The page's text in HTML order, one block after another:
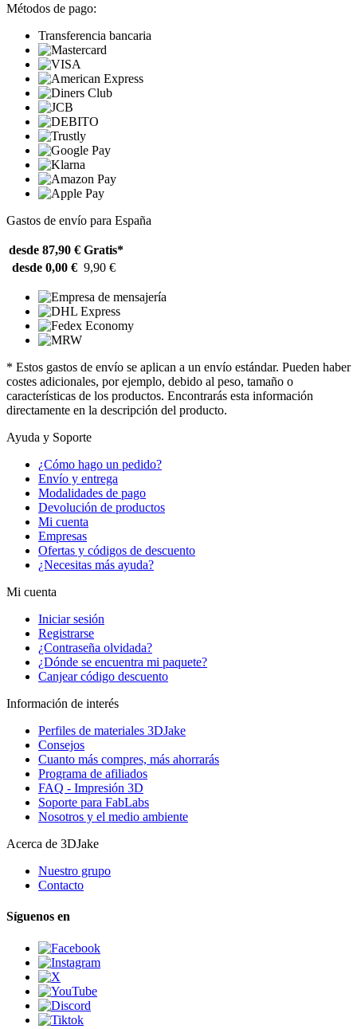
Métodos de pago:
Transferencia bancaria
Gastos de envío para España
desde 87,90 € Gratis*
desde 0,00 € 9,90 €
* Estos gastos de envío se aplican a un envío estándar. Pueden haber
costes adicionales, por ejemplo, debido al peso, tamaño o
características de los productos. Encontrarás esta información
directamente en la descripción del producto.
Ayuda y Soporte
¿Cómo hago un pedido?
Envío y entrega
Modalidades de pago
Devolución de productos
Mi cuenta
Empresas
Ofertas y códigos de descuento
¿Necesitas más ayuda?
Mi cuenta
Iniciar sesión
Registrarse
¿Contraseña olvidada?
¿Dónde se encuentra mi paquete?
Canjear código descuento
Información de interés
Perfiles de materiales 3DJake
Consejos
Cuanto más compres, más ahorrarás
Programa de afiliados
FAQ - Impresión 3D
Soporte para FabLabs
Nosotros y el medio ambiente
Acerca de 3DJake
Nuestro grupo
Contacto
Síguenos en